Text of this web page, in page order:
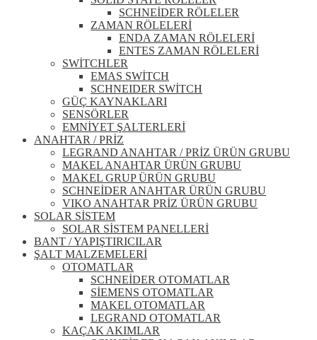
SCHNEİDER RÖLELER
ZAMAN RÖLELERİ
ENDA ZAMAN RÖLELERİ
ENTES ZAMAN RÖLELERİ
SWİTCHLER
EMAS SWİTCH
SCHNEIDER SWİTCH
GÜÇ KAYNAKLARI
SENSÖRLER
EMNİYET ŞALTERLERİ
ANAHTAR / PRİZ
LEGRAND ANAHTAR / PRİZ ÜRÜN GRUBU
MAKEL ANAHTAR ÜRÜN GRUBU
MAKEL GRUP ÜRÜN GRUBU
SCHNEİDER ANAHTAR ÜRÜN GRUBU
VIKO ANAHTAR PRİZ ÜRÜN GRUBU
SOLAR SİSTEM
SOLAR SİSTEM PANELLERİ
BANT / YAPIŞTIRICILAR
ŞALT MALZEMELERİ
OTOMATLAR
SCHNEİDER OTOMATLAR
SİEMENS OTOMATLAR
MAKEL OTOMATLAR
LEGRAND OTOMATLAR
KAÇAK AKIMLAR